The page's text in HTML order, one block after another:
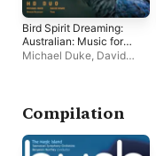
Bird Spirit Dreaming:
Australian: Music for
Soprano Saxophone
Michael Duke, David
Compilation